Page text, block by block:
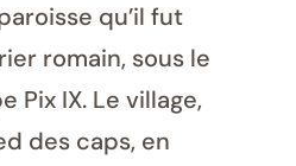
qu’il fut
romain, sous le
Pix IX. Le village,
des caps, en